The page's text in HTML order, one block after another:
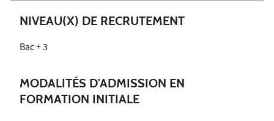
NIVEAU(X) DE RECRUTEMENT
Bac + 3
MODALITÉS D'ADMISSION EN
FORMATION INITIALE